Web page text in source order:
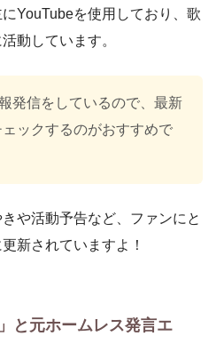
YouTubeを使用しており、歌
動しています。
発信をしているので、最新
ックするのがおすすめで
や活動予告など、ファンにと
新されていますよ！
と元ホームレス発言エ